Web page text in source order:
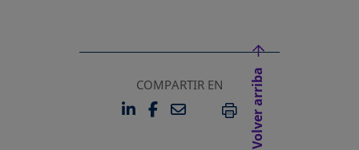
COMPARTIR EN
LINKEDIN
SE ABRE EN UNA PESTAÑA
FACEBOOK
SE ABRE EN UNA
EMAILIMPRIMIR
Volver arriba